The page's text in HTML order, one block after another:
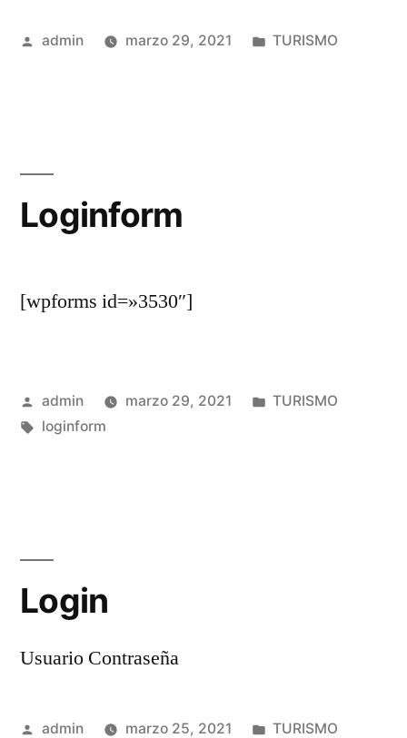
Publicado
admin marzo 29, 2021
Publicado
TURISMO
Loginform
[wpforms id=»3530″]
Publicado
por
admin marzo 29, 2021
Publicado
TURISMO
Etiquetas:
loginform
Login
Usuario Contraseña
Publicado
admin marzo 25, 2021 Publicado
TURISMO